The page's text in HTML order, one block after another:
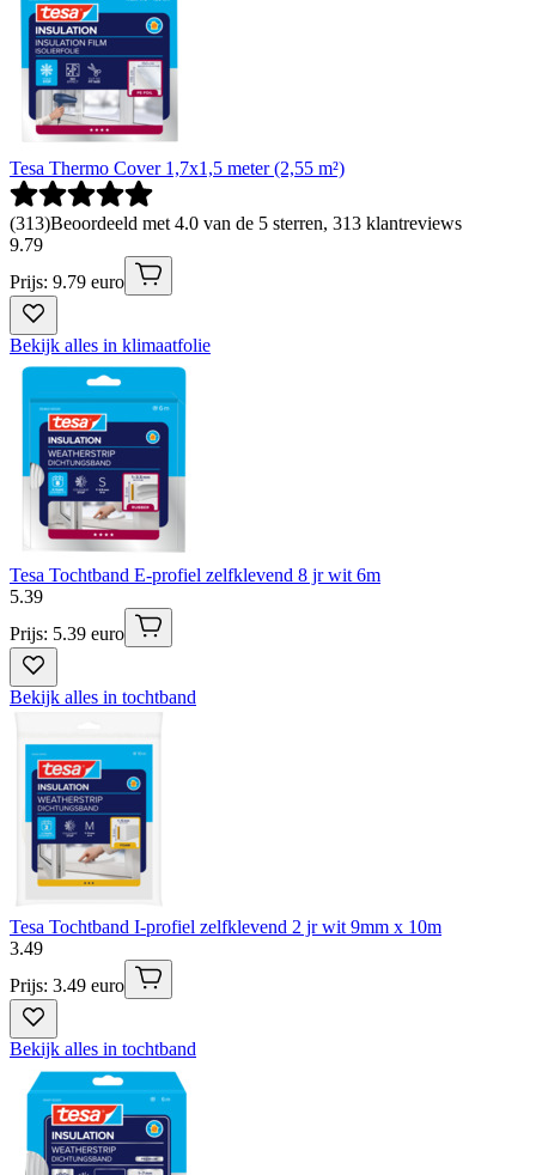
Tesa Thermo Cover 1,7x1,5 meter (2,55 m²)
(313)Beoordeeld met 4.0 van de 5 sterren, 313 klantreviews
9.79
Prijs: 9.79 euro
Bekijk alles in klimaatfolie
Tesa Tochtband E-profiel zelfklevend 8 jr wit 6m
5.39
Prijs: 5.39 euro
Bekijk alles in tochtband
Tesa Tochtband I-profiel zelfklevend 2 jr wit 9mm x 10m
3.49
Prijs: 3.49 euro
Bekijk alles in tochtband